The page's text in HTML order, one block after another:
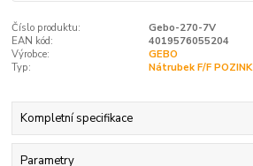
Číslo produktu:
Gebo-270-7V
EAN kód:
4019576055204
Výrobce:
GEBO
Typ:
Nátrubek F/F POZINK
Kompletní specifikace
Parametry